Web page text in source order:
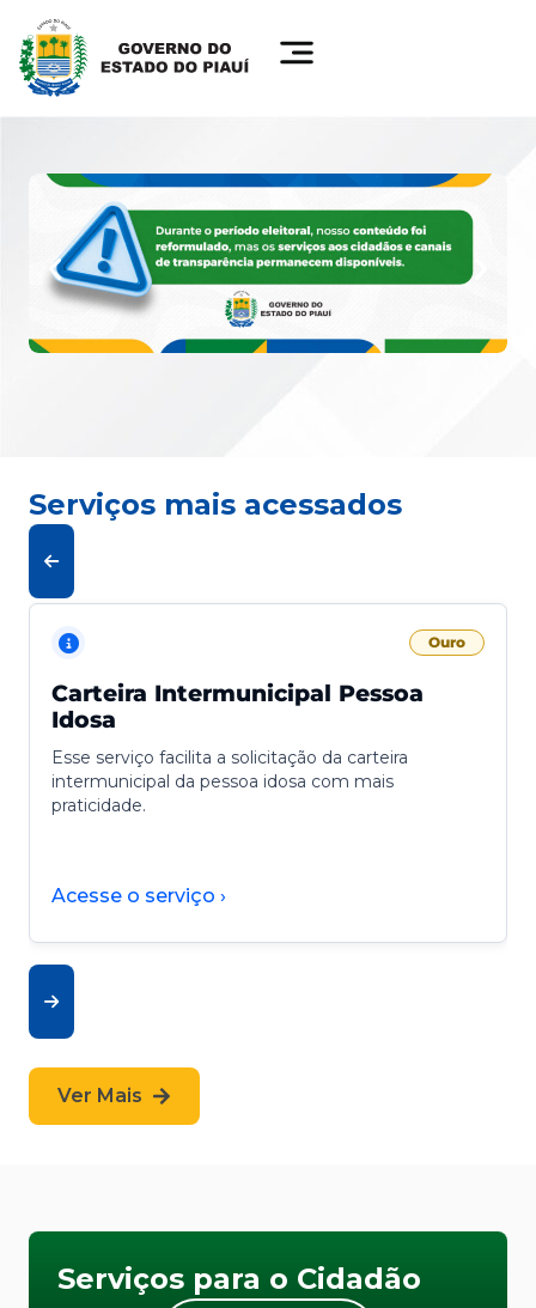
Serviços mais acessados
Ouro
Carteira Intermunicipal Pessoa
Idosa
Esse serviço facilita a solicitação da carteira
intermunicipal da pessoa idosa com mais
praticidade.
Acesse o serviço ›
Ver Mais
Serviços para o Cidadão